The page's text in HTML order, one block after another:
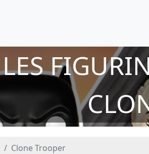
LES
Clone Trooper